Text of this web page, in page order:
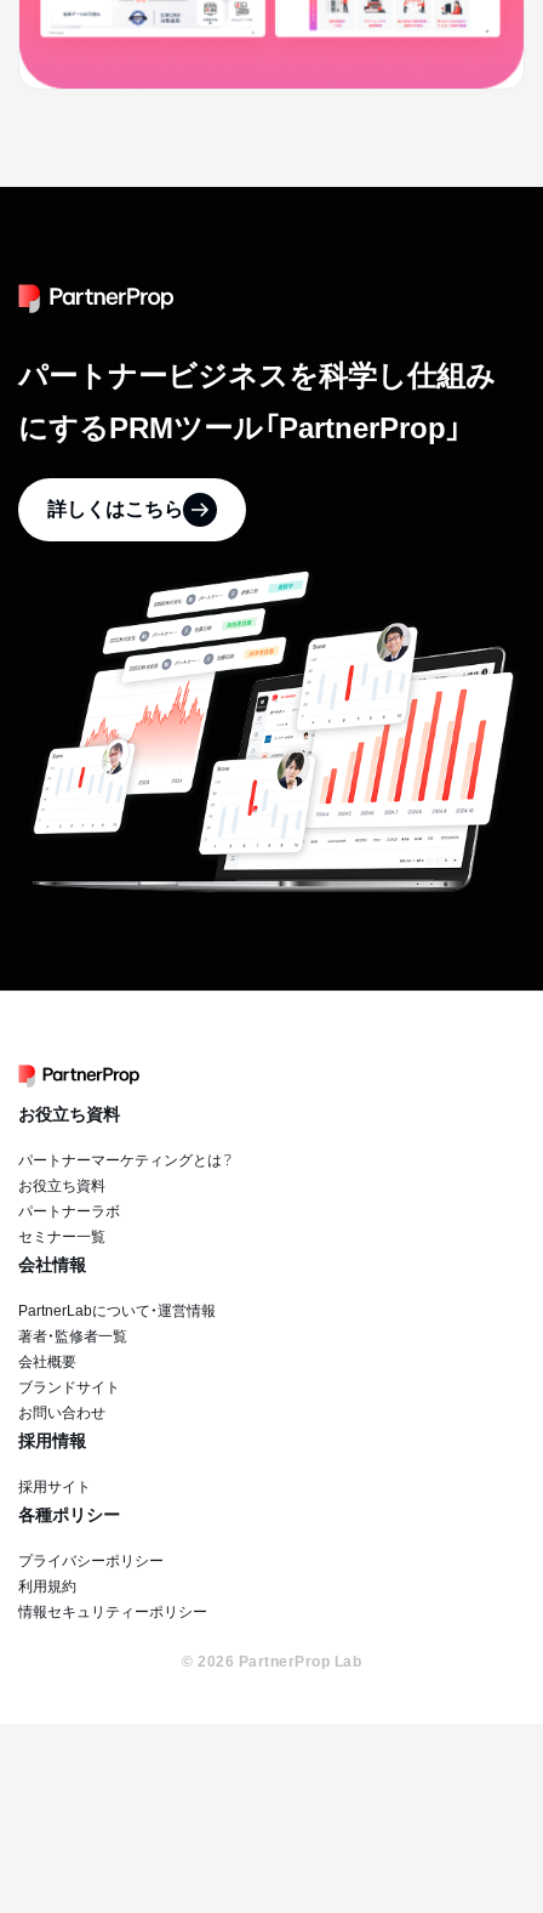
パートナービジネスを科学し仕組み
にするPRMツール「PartnerProp」
詳しくはこちら
お役立ち資料
パートナーマーケティングとは？
お役立ち資料
パートナーラボ
セミナー一覧
会社情報
PartnerLabについて・運営情報
著者・監修者一覧
会社概要
ブランドサイト
お問い合わせ
採用情報
採用サイト
各種ポリシー
プライバシーポリシー
利用規約
情報セキュリティーポリシー
© 2026 PartnerProp Lab